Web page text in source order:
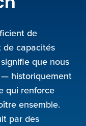
de
de capacités
que nous
historiquement
qui renforce
ensemble.
par des